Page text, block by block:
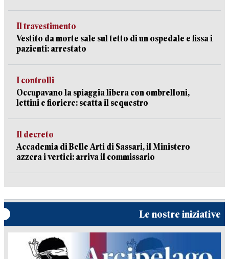
Il travestimento
Vestito da morte sale sul tetto di un ospedale e fissa i
pazienti: arrestato
I controlli
Occupavano la spiaggia libera con ombrelloni,
lettini e fioriere: scatta il sequestro
Il decreto
Accademia di Belle Arti di Sassari, il Ministero
azzera i vertici: arriva il commissario
Le nostre iniziative